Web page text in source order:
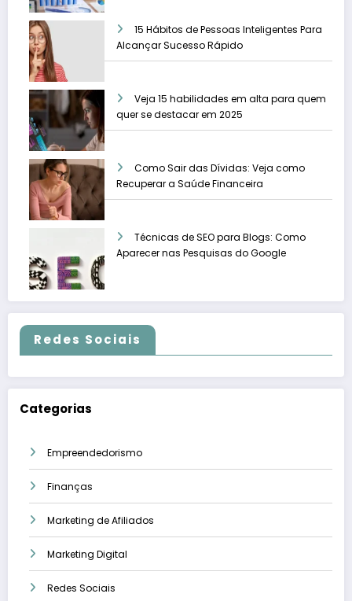
15 Hábitos de Pessoas Inteligentes Para
Alcançar Sucesso Rápido
Veja 15 habilidades em alta para quem
quer se destacar em 2025
Como Sair das Dívidas: Veja como
Recuperar a Saúde Financeira
Técnicas de SEO para Blogs: Como
Aparecer nas Pesquisas do Google
Redes Sociais
Categorias
Empreendedorismo
Finanças
Marketing de Afiliados
Marketing Digital
Redes Sociais